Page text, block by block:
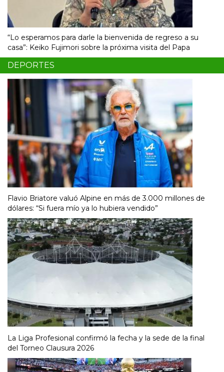
“Lo esperamos para darle la bienvenida de regreso a su
casa”: Keiko Fujimori sobre la próxima visita del Papa
DEPORTES
Flavio Briatore valuó Alpine en más de 3.000 millones de
dólares: “Si fuera mío ya lo hubiera vendido”
La Liga Profesional confirmó la fecha y la sede de la final
del Torneo Clausura 2026